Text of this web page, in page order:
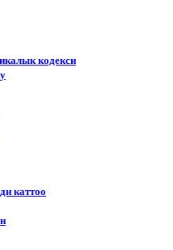
кодекси
каттоо